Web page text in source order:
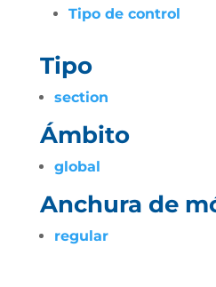
Tipo de control
Tipo
section
Ámbito
global
Anchura de
regular